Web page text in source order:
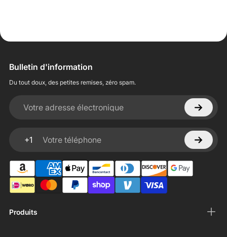
Produits
Bulletin d'information
Du tout doux, des petites remises, zéro spam.
Votre adresse électronique
+1
Votre téléphone